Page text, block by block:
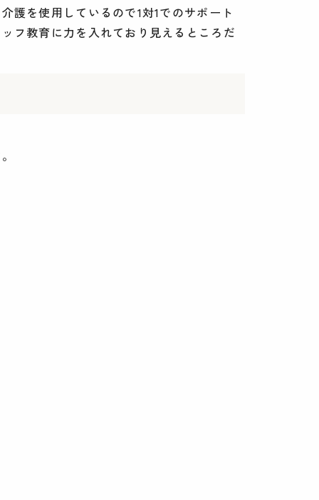
護を使用しているので1対1でのサポート
フ教育に力を入れており見えるところだ